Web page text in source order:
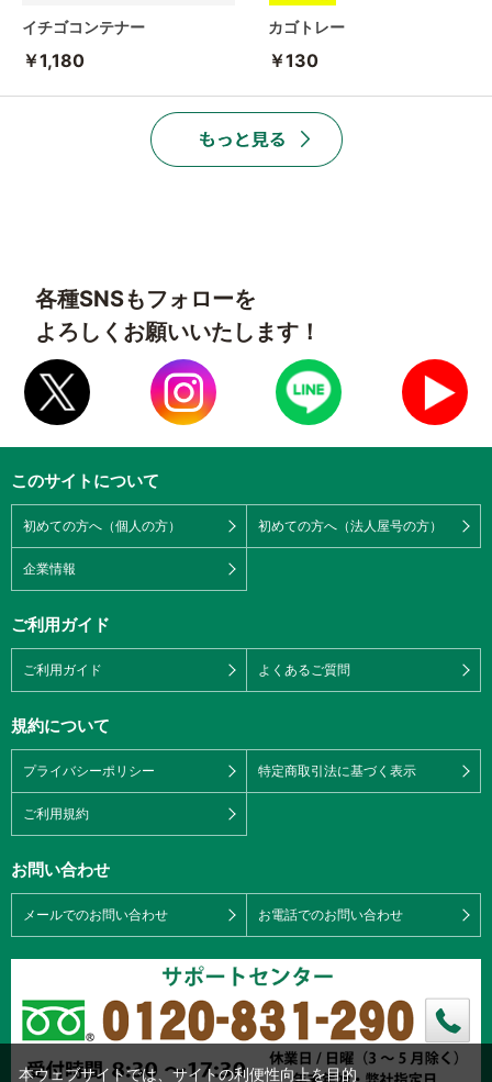
イチゴコンテナー
￥1,180
カゴトレー
￥130
各種SNSもフォローを
よろしくお願いいたします！
このサイトについて
初めての方へ（個人の方） 初めての方へ（法人屋号の方）
企業情報
ご利用ガイド
ご利用ガイド よくあるご質問
規約について
プライバシーポリシー 特定商取引法に基づく表示
ご利用規約
お問い合わせ
メールでのお問い合わせ お電話でのお問い合わせ
本ウェブサイトでは、サイトの利便性向上を目的